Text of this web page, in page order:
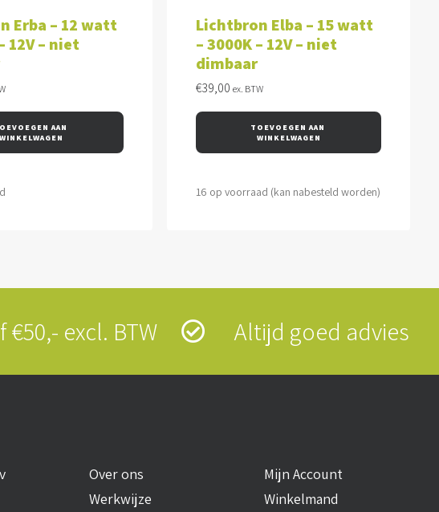
Erba – 12 watt
12V – niet
AAN
WINKELWAGEN
Lichtbron Elba – 15 watt
– 3000K – 12V – niet
dimbaar
€39,00 ex. BTW
TOEVOEGEN AAN
WINKELWAGEN
16 op voorraad (kan nabesteld worden)
excl. BTW Altijd goed advies
Over ons
Werkwijze
Mijn Account
Winkelmand